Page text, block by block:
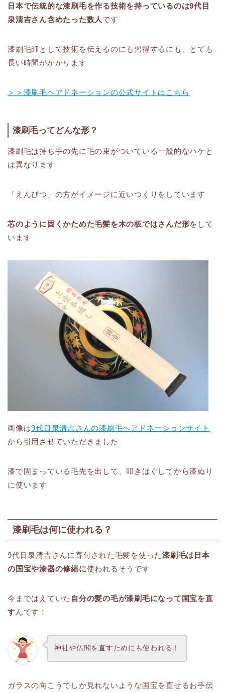
日本で伝統的な漆刷毛を作る技術を持っているのは9代目
泉清吉さん含めたった数人です
漆刷毛師として技術を伝えるのにも習得するにも、とても
長い時間がかかります
＞＞漆刷毛ヘアドネーションの公式サイトはこちら
漆刷毛ってどんな形？
漆刷毛は持ち手の先に毛の束がついている一般的なハケと
は異なります
「えんぴつ」の方がイメージに近いつくりをしています
芯のように固くかためた毛髪を木の板ではさんだ形をして
います
画像は9代目泉清吉さんの漆刷毛ヘアドネーションサイト
から引用させていただきました
漆で固まっている毛先を出して、叩きほぐしてから漆ぬり
に使います
漆刷毛は何に使われる？
9代目泉清吉さんに寄付された毛髪を使った漆刷毛は日本
の国宝や漆器の修繕に使われるそうです
今まではえていた 自分の髪の毛が漆刷毛になって国宝を直
すんです！
神社や仏閣を直すためにも使われる！
ガラスの向こうでしか見れないような国宝を直せるお手伝